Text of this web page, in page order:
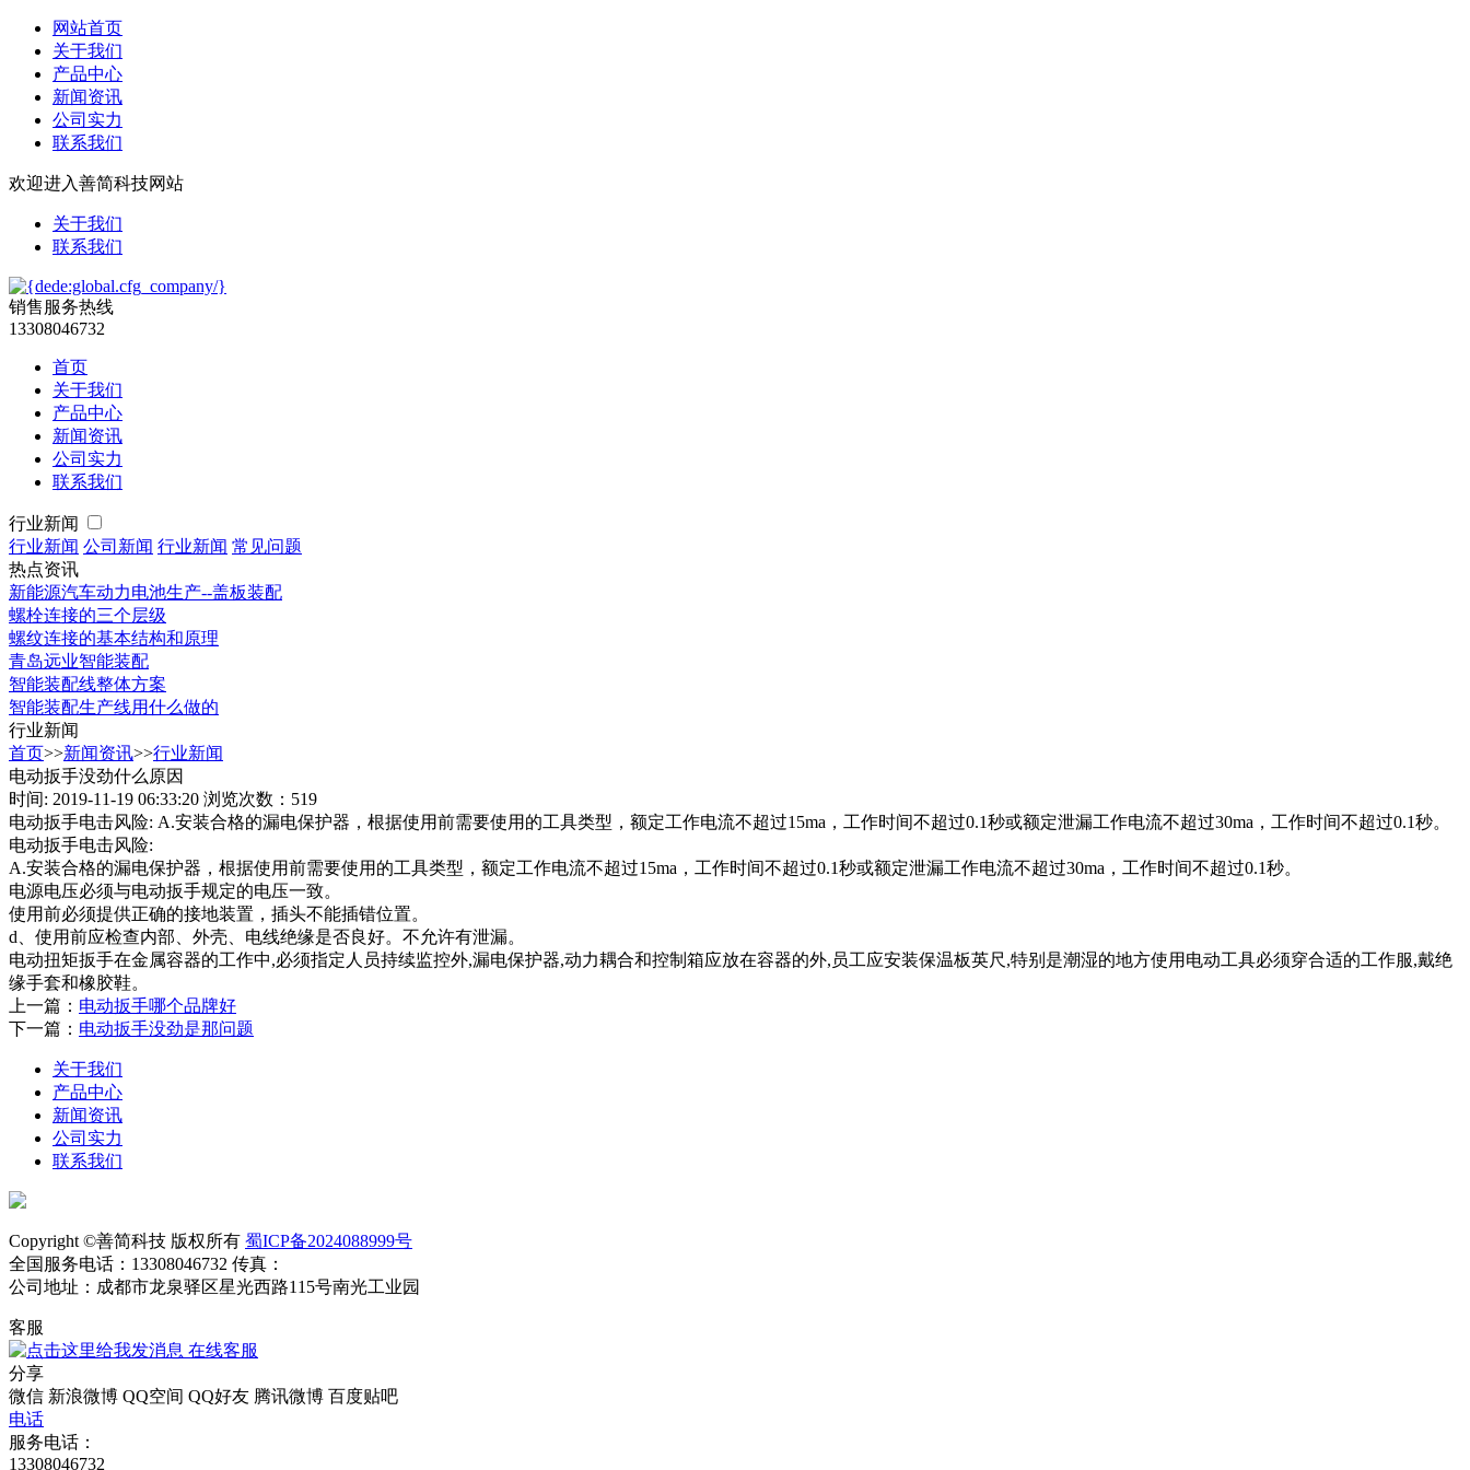
网站首页
关于我们
产品中心
新闻资讯
公司实力
联系我们
欢迎进入善简科技网站
关于我们
联系我们
销售服务热线
13308046732
首页
关于我们
产品中心
新闻资讯
公司实力
联系我们
行业新闻
行业新闻 公司新闻 行业新闻 常见问题
热点资讯
新能源汽车动力电池生产--盖板装配
螺栓连接的三个层级
螺纹连接的基本结构和原理
青岛远业智能装配
智能装配线整体方案
智能装配生产线用什么做的
行业新闻
首页>>新闻资讯>>行业新闻
电动扳手没劲什么原因
时间: 2019-11-19 06:33:20 浏览次数：519
电动扳手电击风险: A.安装合格的漏电保护器，根据使用前需要使用的工具类型，额定工作电流不超过15ma，工作时间不超过0.1秒或额定泄漏工作电流不超过30ma，工作时间不超过0.1秒。
电动扳手电击风险:
A.安装合格的漏电保护器，根据使用前需要使用的工具类型，额定工作电流不超过15ma，工作时间不超过0.1秒或额定泄漏工作电流不超过30ma，工作时间不超过0.1秒。
电源电压必须与电动扳手规定的电压一致。
使用前必须提供正确的接地装置，插头不能插错位置。
d、使用前应检查内部、外壳、电线绝缘是否良好。不允许有泄漏。
电动扭矩扳手在金属容器的工作中,必须指定人员持续监控外,漏电保护器,动力耦合和控制箱应放在容器的外,员工应安装保温板英尺,特别是潮湿的地方使用电动工具必须穿合适的工作服,戴绝
缘手套和橡胶鞋。
上一篇： 电动扳手哪个品牌好
下一篇： 电动扳手没劲是那问题
关于我们
产品中心
新闻资讯
公司实力
联系我们
Copyright ©善简科技 版权所有 蜀ICP备2024088999号
全国服务电话：13308046732 传真：
公司地址：成都市龙泉驿区星光西路115号南光工业园
客服
在线客服
分享
微信 新浪微博 QQ空间 QQ好友 腾讯微博 百度贴吧
电话
服务电话：
13308046732